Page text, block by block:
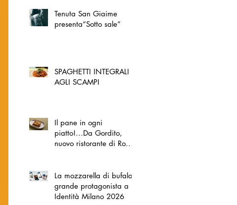
Tenuta San Giaime
presenta“Sotto sale”
SPAGHETTI INTEGRALI
AGLI SCAMPI
Il pane in ogni
piatto!...Da Gordito,
nuovo ristorante di Roma
La mozzarella di bufala
grande protagonista a
Identità Milano 2026